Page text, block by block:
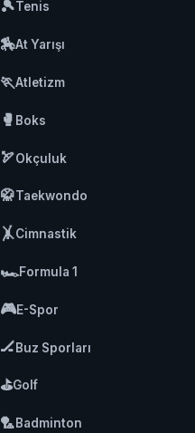
🎾Tenis
🏇At Yarışı
🏃Atletizm
🥊 Boks
🏹Okçuluk
🥋Taekwondo
🤸Cimnastik
🏎️Formula 1
🎮E-Spor
🏒Buz Sporları
⛳Golf
🏸Badminton